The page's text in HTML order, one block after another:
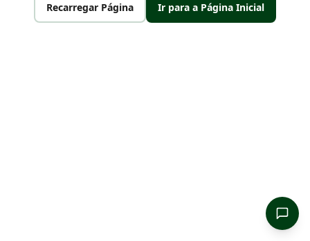
Recarregar Página Ir para a Página Inicial